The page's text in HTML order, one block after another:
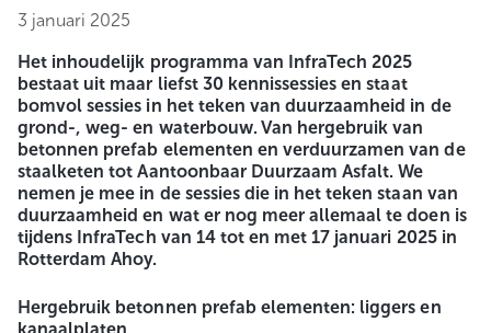
3 januari 2025
Het inhoudelijk programma van InfraTech 2025
bestaat uit maar liefst 30 kennissessies en staat
bomvol sessies in het teken van duurzaamheid in de
grond-, weg- en waterbouw. Van hergebruik van
betonnen prefab elementen en verduurzamen van de
staalketen tot Aantoonbaar Duurzaam Asfalt. We
nemen je mee in de sessies die in het teken staan van
duurzaamheid en wat er nog meer allemaal te doen is
tijdens InfraTech van 14 tot en met 17 januari 2025 in
Rotterdam Ahoy.
Hergebruik betonnen prefab elementen: liggers en